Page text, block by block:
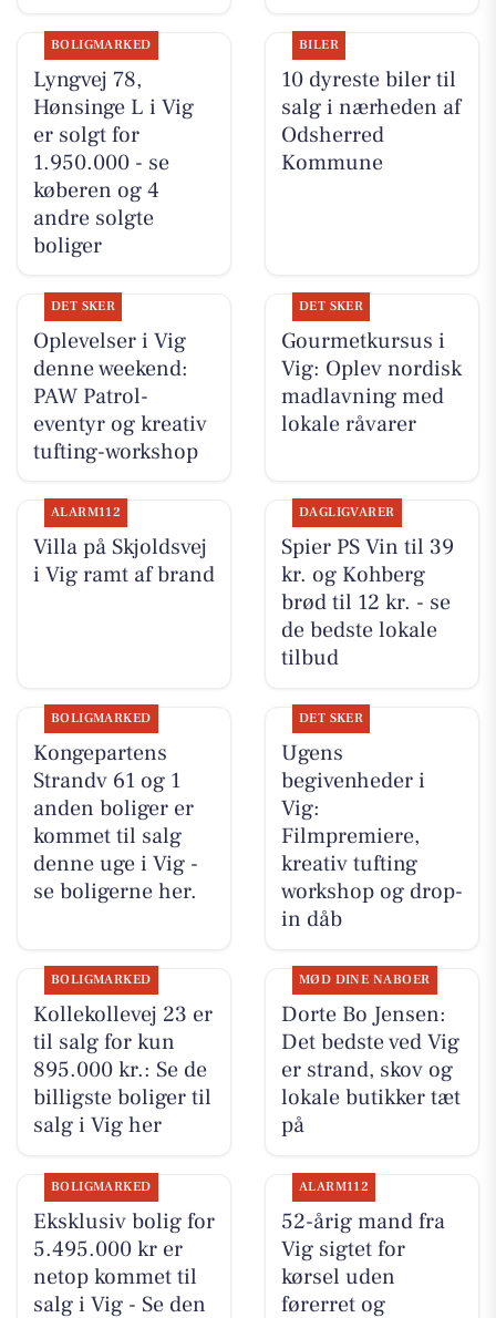
BOLIGMARKED
Lyngvej 78,
Hønsinge L i Vig
er solgt for
1.950.000 - se
køberen og 4
andre solgte
boliger
BILER
10 dyreste biler til
salg i nærheden af
Odsherred
Kommune
DET SKER
Oplevelser i Vig
denne weekend:
PAW Patrol-
eventyr og kreativ
tufting-workshop
DET SKER
Gourmetkursus i
Vig: Oplev nordisk
madlavning med
lokale råvarer
ALARM112
Villa på Skjoldsvej
i Vig ramt af brand
DAGLIGVARER
Spier PS Vin til 39
kr. og Kohberg
brød til 12 kr. - se
de bedste lokale
tilbud
BOLIGMARKED
Kongepartens
Strandv 61 og 1
anden boliger er
kommet til salg
denne uge i Vig -
se boligerne her.
DET SKER
Ugens
begivenheder i
Vig:
Filmpremiere,
kreativ tufting
workshop og drop-
in dåb
BOLIGMARKED
Kollekollevej 23 er
til salg for kun
895.000 kr.: Se de
billigste boliger til
salg i Vig her
MØD DINE NABOER
Dorte Bo Jensen:
Det bedste ved Vig
er strand, skov og
lokale butikker tæt
på
BOLIGMARKED
Eksklusiv bolig for
5.495.000 kr er
netop kommet til
salg i Vig - Se den
ALARM112
52-årig mand fra
Vig sigtet for
kørsel uden
førerret og